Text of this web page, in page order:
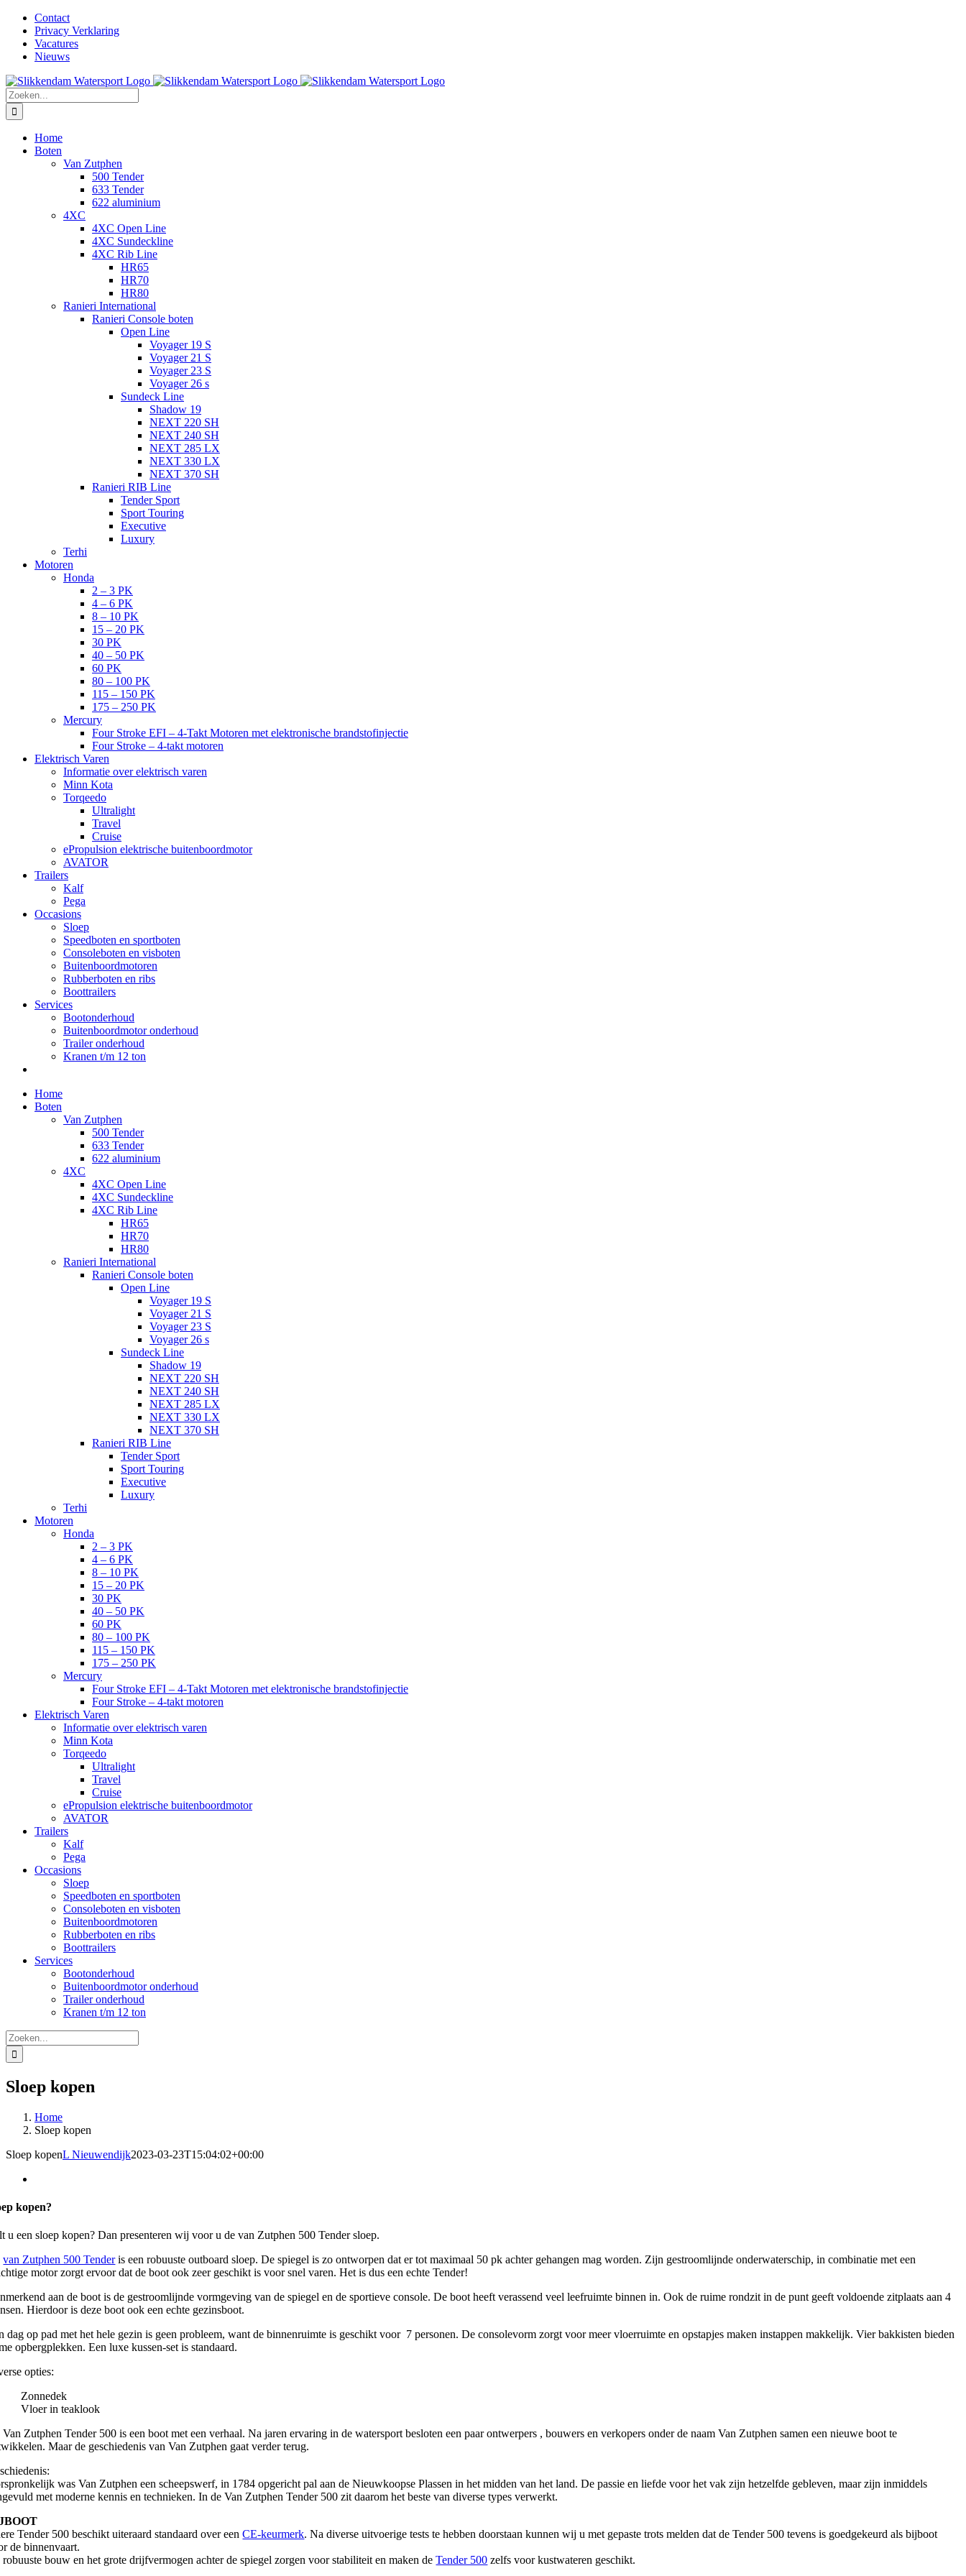
naar
inhoud
Facebook
Instagram
LinkedIn
YouTube
mail
Contact
Privacy Verklaring
Vacatures
Nieuws
Zoeken
naar:
Home
Boten
Van Zutphen
500 Tender
633 Tender
622 aluminium
4XC
4XC Open Line
4XC Sundeckline
4XC Rib Line
HR65
HR70
HR80
Ranieri International
Ranieri Console boten
Open Line
Voyager 19 S
Voyager 21 S
Voyager 23 S
Voyager 26 s
Sundeck Line
Shadow 19
NEXT 220 SH
NEXT 240 SH
NEXT 285 LX
NEXT 330 LX
NEXT 370 SH
Ranieri RIB Line
Tender Sport
Sport Touring
Executive
Luxury
Terhi
Motoren
Honda
2 – 3 PK
4 – 6 PK
8 – 10 PK
15 – 20 PK
30 PK
40 – 50 PK
60 PK
80 – 100 PK
115 – 150 PK
175 – 250 PK
Mercury
Four Stroke EFI – 4-Takt Motoren met elektronische brandstofinjectie
Four Stroke – 4-takt motoren
Elektrisch Varen
Informatie over elektrisch varen
Minn Kota
Torqeedo
Ultralight
Travel
Cruise
ePropulsion elektrische buitenboordmotor
AVATOR
Trailers
Kalf
Pega
Occasions
Sloep
Speedboten en sportboten
Consoleboten en visboten
Buitenboordmotoren
Rubberboten en ribs
Boottrailers
Services
Bootonderhoud
Buitenboordmotor onderhoud
Trailer onderhoud
Kranen t/m 12 ton
Home
Boten
Van Zutphen
500 Tender
633 Tender
622 aluminium
4XC
4XC Open Line
4XC Sundeckline
4XC Rib Line
HR65
HR70
HR80
Ranieri International
Ranieri Console boten
Open Line
Voyager 19 S
Voyager 21 S
Voyager 23 S
Voyager 26 s
Sundeck Line
Shadow 19
NEXT 220 SH
NEXT 240 SH
NEXT 285 LX
NEXT 330 LX
NEXT 370 SH
Ranieri RIB Line
Tender Sport
Sport Touring
Executive
Luxury
Terhi
Motoren
Honda
2 – 3 PK
4 – 6 PK
8 – 10 PK
15 – 20 PK
30 PK
40 – 50 PK
60 PK
80 – 100 PK
115 – 150 PK
175 – 250 PK
Mercury
Four Stroke EFI – 4-Takt Motoren met elektronische brandstofinjectie
Four Stroke – 4-takt motoren
Elektrisch Varen
Informatie over elektrisch varen
Minn Kota
Torqeedo
Ultralight
Travel
Cruise
ePropulsion elektrische buitenboordmotor
AVATOR
Trailers
Kalf
Pega
Occasions
Sloep
Speedboten en sportboten
Consoleboten en visboten
Buitenboordmotoren
Rubberboten en ribs
Boottrailers
Services
Bootonderhoud
Buitenboordmotor onderhoud
Trailer onderhoud
Kranen t/m 12 ton
Zoeken
naar:
Sloep kopen
Home
Sloep kopen
Sloep kopenL Nieuwendijk2023-03-23T15:04:02+00:00
kopen?
u een sloep kopen? Dan presenteren wij voor u de van Zutphen 500 Tender sloep.
van Zutphen 500 Tenderis een robuuste outboard sloep. De spiegel is zo ontworpen dat er tot maximaal 50 pk achter gehangen mag worden. Zijn gestroomlijnde onderwaterschip, in combinatie met een
motor zorgt ervoor dat de boot ook zeer geschikt is voor snel varen. Het is dus een echte Tender!
aan de boot is de gestroomlijnde vormgeving van de spiegel en de sportieve console. De boot heeft verassend veel leefruimte binnen in. Ook de ruime rondzit in de punt geeft voldoende zitplaats aan 4
Hierdoor is deze boot ook een echte gezinsboot.
dag op pad met het hele gezin is geen probleem, want de binnenruimte is geschikt voor 7 personen. De consolevorm zorgt voor meer vloerruimte en opstapjes maken instappen makkelijk. Vier bakkisten bieden
opbergplekken. Een luxe kussen-set is standaard.
opties:
in teaklook
Van Zutphen Tender 500 is een boot met een verhaal. Na jaren ervaring in de watersport besloten een paar ontwerpers , bouwers en verkopers onder de naam Van Zutphen samen een nieuwe boot te
Maar de geschiedenis van Van Zutphen gaat verder terug.
was Van Zutphen een scheepswerf, in 1784 opgericht pal aan de Nieuwkoopse Plassen in het midden van het land. De passie en liefde voor het vak zijn hetzelfde gebleven, maar zijn inmiddels
met moderne kennis en technieken. In de Van Zutphen Tender 500 zit daarom het beste van diverse types verwerkt.
Tender 500 beschikt uiteraard standaard over eenCE-keurmerk. Na diverse uitvoerige tests te hebben doorstaan kunnen wij u met gepaste trots melden dat de Tender 500 tevens is goedgekeurd als bijboot
de binnenvaart.
robuuste bouw en het grote drijfvermogen achter de spiegel zorgen voor stabiliteit en maken deTender 500 zelfs voor kustwateren geschikt.